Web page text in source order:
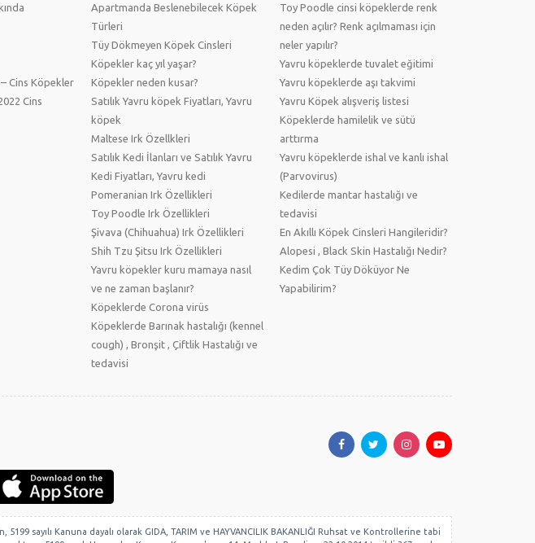
Cins Köpekler
Cins
Apartmanda Beslenebilecek Köpek
Türleri
Tüy Dökmeyen Köpek Cinsleri
Köpekler kaç yıl yaşar?
Köpekler neden kusar?
Satılık Yavru köpek Fiyatları, Yavru
köpek
Maltese Irk Özellkleri
Satılık Kedi İlanları ve Satılık Yavru
Kedi Fiyatları, Yavru kedi
Pomeranian Irk Özellikleri
Toy Poodle Irk Özellikleri
Şivava (Chihuahua) Irk Özellikleri
Shih Tzu Şitsu Irk Özellikleri
Yavru köpekler kuru mamaya nasıl
ve ne zaman başlanır?
Köpeklerde Corona virüs
Köpeklerde Barınak hastalığı (kennel
cough) , Bronşit , Çiftlik Hastalığı ve
tedavisi
Toy Poodle cinsi köpeklerde renk
neden açılır? Renk açılmaması için
neler yapılır?
Yavru köpeklerde tuvalet eğitimi
Yavru köpeklerde aşı takvimi
Yavru Köpek alışveriş listesi
Köpeklerde hamilelik ve sütü
arttırma
Yavru köpeklerde ishal ve kanlı ishal
(Parvovirus)
Kedilerde mantar hastalığı ve
tedavisi
En Akıllı Köpek Cinsleri Hangileridir?
Alopesi , Black Skin Hastalığı Nedir?
Kedim Çok Tüy Döküyor Ne
Yapabilirim?
sayılı Kanuna dayalı olarak GIDA, TARIM ve HAYVANCILIK BAKANLIĞI Ruhsat ve Kontrollerine tabi